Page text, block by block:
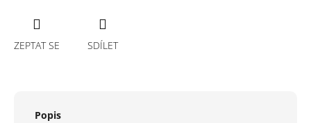
ZEPTAT SE SDÍLET
Popis